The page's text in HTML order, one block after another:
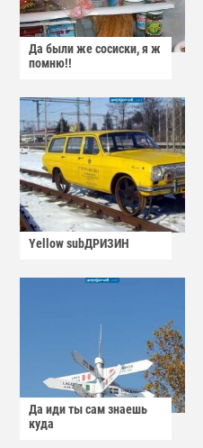
Да были же сосиски, я ж
помню!!
Yellow subДРИЗИН
Да иди ты сам знаешь
куда